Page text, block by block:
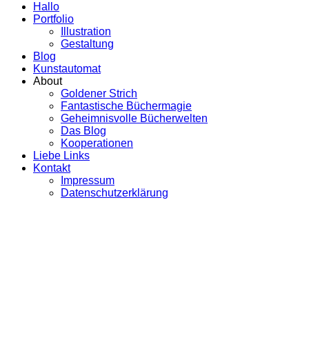
Hallo
Portfolio
Illustration
Gestaltung
Blog
Kunstautomat
About
Goldener Strich
Fantastische Büchermagie
Geheimnisvolle Bücherwelten
Das Blog
Kooperationen
Liebe Links
Kontakt
Impressum
Datenschutzerklärung